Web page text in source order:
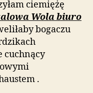
ciemiężę
Wola biuro
bogaczu
cuchnący
.